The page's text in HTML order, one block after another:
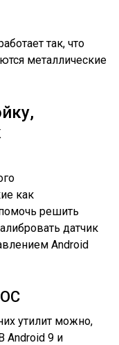
так, что
металлические
как
решить
датчик
Android
утилит можно,
Android 9 и